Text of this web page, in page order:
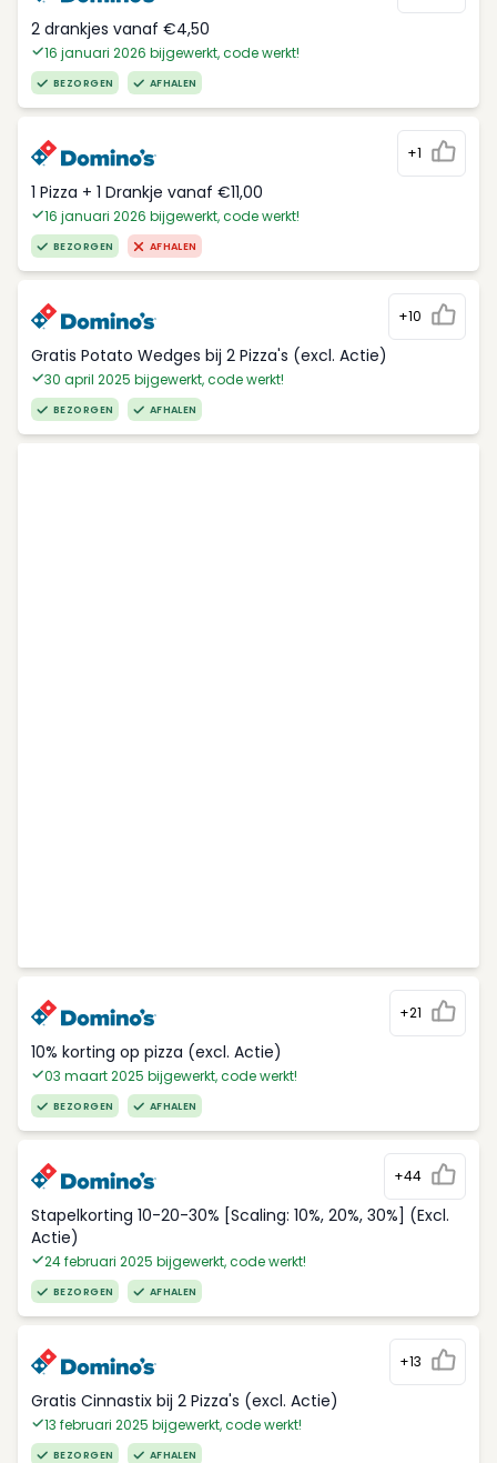
2 drankjes vanaf €4,50
16 januari 2026 bijgewerkt, code werkt!
BEZORGEN AFHALEN
+1
1 Pizza + 1 Drankje vanaf €11,00
16 januari 2026 bijgewerkt, code werkt!
BEZORGEN AFHALEN
+10
Gratis Potato Wedges bij 2 Pizza's (excl. Actie)
30 april 2025 bijgewerkt, code werkt!
BEZORGEN AFHALEN
+21
10% korting op pizza (excl. Actie)
03 maart 2025 bijgewerkt, code werkt!
BEZORGEN AFHALEN
+44
Stapelkorting 10-20-30% [Scaling: 10%, 20%, 30%] (Excl.
Actie)
24 februari 2025 bijgewerkt, code werkt!
BEZORGEN AFHALEN
+13
Gratis Cinnastix bij 2 Pizza's (excl. Actie)
13 februari 2025 bijgewerkt, code werkt!
BEZORGEN AFHALEN